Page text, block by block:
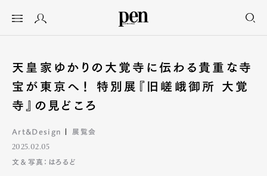
天皇家ゆかりの大覚寺に伝わる貴重な寺
宝が東京へ！ 特別展『旧嵯峨御所 大覚
寺』の見どころ
Art&Design 展覧会
2025.02.05
文＆写真：はろるど